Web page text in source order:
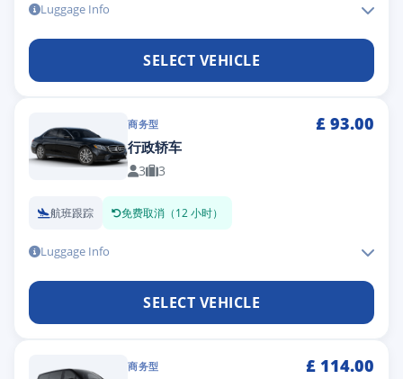
Luggage Info
SELECT VEHICLE
商务型 £ 93.00
行政轿车
3 3
航班跟踪 免费取消（12 小时）
Luggage Info
SELECT VEHICLE
商务型 £ 114.00